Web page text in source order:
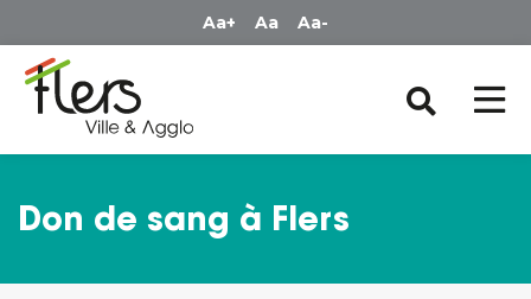
Aa+ Aa Aa-
Don de sang à Flers
Panneau de gestion des cookies